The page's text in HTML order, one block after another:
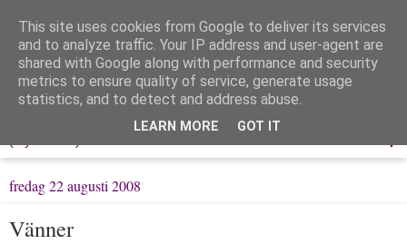
Löpning & Livet
Mitt liv, mina tankar & min träning
▼
fredag 22 augusti 2008
Vänner
This site uses cookies from Google to deliver its services
and to analyze traffic. Your IP address and user-agent are
shared with Google along with performance and security
metrics to ensure quality of service, generate usage
statistics, and to detect and address abuse.
LEARN MORE GOT IT